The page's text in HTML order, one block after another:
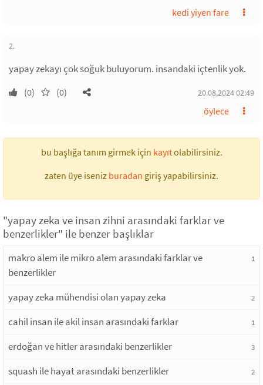
kedi yiyen fare
2.
yapay zekayı çok soğuk buluyorum. insandaki içtenlik yok.
(0) (0) 20.08.2024 02:49
öylece
bu başlığa tanım girmek için kayıtolabilirsiniz.
zaten üye iseniz buradan giriş yapabilirsiniz.
"yapay zeka ve insan zihni arasındaki farklar ve
benzerlikler" ile benzer başlıklar
makro alem ile mikro alem arasındaki farklar ve
benzerlikler
1
yapay zeka mühendisi olan yapay zeka 2
cahil insan ile akil insan arasındaki farklar 1
erdoğan ve hitler arasındaki benzerlikler 3
squash ile hayat arasındaki benzerlikler 2